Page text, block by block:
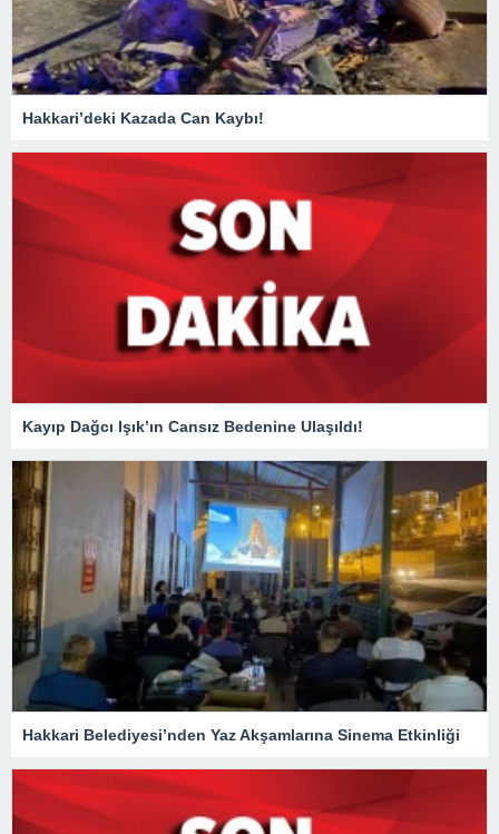
Hakkari’deki Kazada Can Kaybı!
Kayıp Dağcı Işık’ın Cansız Bedenine Ulaşıldı!
Hakkari Belediyesi’nden Yaz Akşamlarına Sinema Etkinliği